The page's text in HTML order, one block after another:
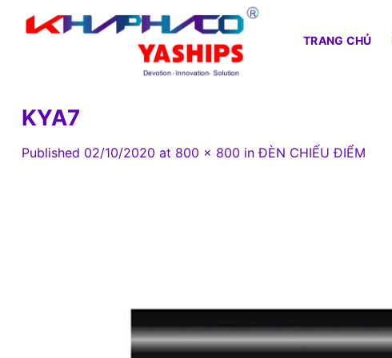
TRANG CHỦ
KYA7
Published 02/10/2020 at 800 × 800 inĐÈN CHIẾU ĐIỂM